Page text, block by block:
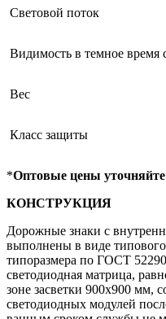
Световой поток
Видимость в темное время
Вес
Класс защиты
*Оптовые цены
КОНСТРУКЦИЯ
Дорожные знаки с
выполнены в виде
типоразмера по ГОСТ
светодиодная матрица,
зоне засветки 900х900 мм,
светодиодных модулей